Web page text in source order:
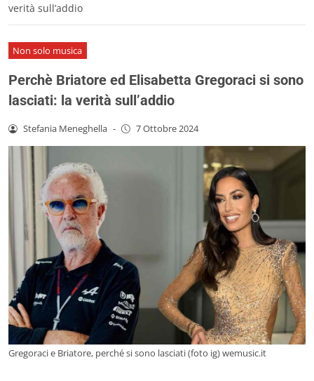
verità sull’addio
Non solo musica
Perchè Briatore ed Elisabetta Gregoraci si sono
lasciati: la verità sull’addio
Stefania Meneghella - 7 Ottobre 2024
Gregoraci e Briatore, perché si sono lasciati (foto ig) wemusic.it